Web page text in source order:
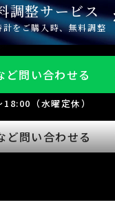
調整サービス
計をご購入時、無料調整
ど問い合わせる
（水曜定休）
ど問い合わせる